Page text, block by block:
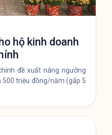
hộ kinh doanh
đề xuất nâng ngưỡng
500 triệu đồng/năm (gấp 5